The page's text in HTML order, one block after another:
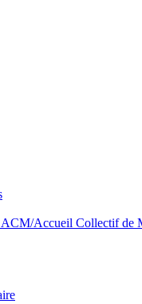
Accueil Collectif de